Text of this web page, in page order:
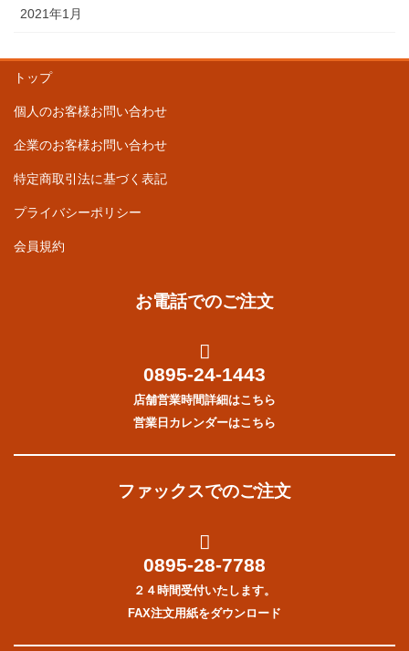
2021年1月
トップ
個人のお客様お問い合わせ
企業のお客様お問い合わせ
特定商取引法に基づく表記
プライバシーポリシー
会員規約
お電話でのご注文
0895-24-1443
店舗営業時間詳細はこちら
営業日カレンダーはこちら
ファックスでのご注文
0895-28-7788
２４時間受付いたします。
FAX注文用紙をダウンロード